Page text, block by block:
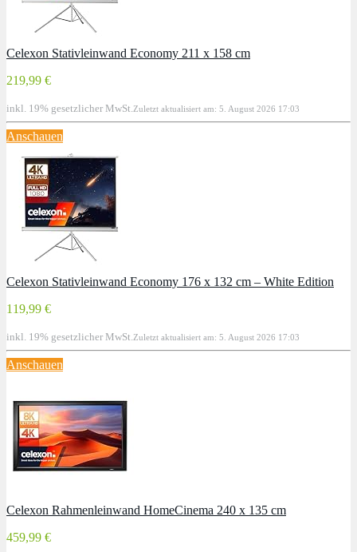
Celexon Stativleinwand Economy 211 x 158 cm
219,99 €
inkl. 19% gesetzlicher MwSt. Zuletzt aktualisiert am: 5. August 2026 17:03
Anschauen
Celexon Stativleinwand Economy 176 x 132 cm – White Edition
119,99 €
inkl. 19% gesetzlicher MwSt. Zuletzt aktualisiert am: 5. August 2026 17:03
Anschauen
Celexon Rahmenleinwand HomeCinema 240 x 135 cm
459,99 €